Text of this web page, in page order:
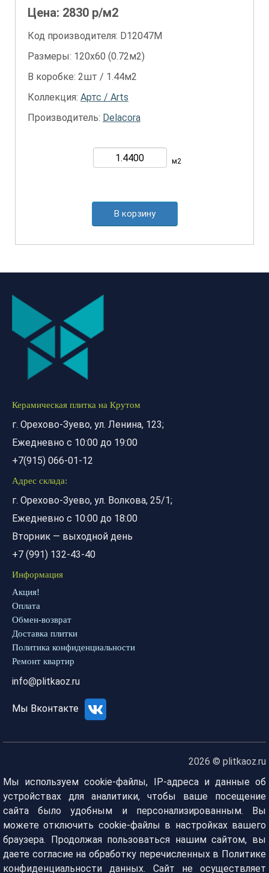
Цена: 2830 р/м2
Код производителя: D12047M
Размеры: 120х60 (0.72м2)
В коробке: 2шт / 1.44м2
Коллекция: Артс / Arts
Производитель: Delacora
м2
В корзину
Керамическая плитка на Крутом
г. Орехово-Зуево, ул. Ленина, 123;
Ежедневно с 10:00 до 19:00
+7(915) 066-01-12
Адрес склада:
г. Орехово-Зуево, ул. Волкова, 25/1;
Ежедневно с 10:00 до 18:00
Вторник — выходной день
+7 (991) 132-43-40
Информация
Акция!
Оплата
Обмен-возврат
Доставка плитки
Политика конфиденциальности
Ремонт квартир
info@plitkaoz.ru
Мы Вконтакте
2026 © plitkaoz.ru
Мы используем cookie-файлы, IP-адреса и данные об
устройствах для аналитики, чтобы ваше посещение
сайта было удобным и персонализированным. Вы
можете отключить cookie-файлы в настройках вашего
браузера. Продолжая пользоваться нашим сайтом, вы
даете согласие на обработку перечисленных в Политике
конфиденциальности данных. Сайт не осуществляет